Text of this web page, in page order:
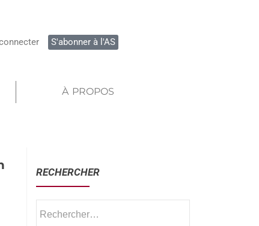
S'abonner à l'AS
À PROPOS
RECHERCHER